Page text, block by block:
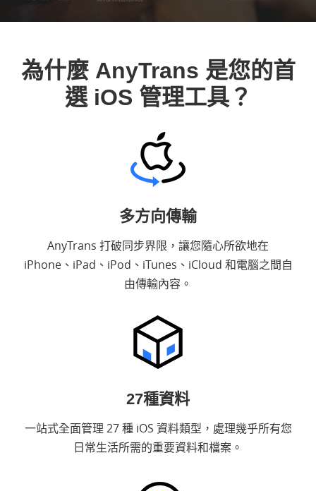
為什麼 AnyTrans 是您的首
選 iOS 管理工具？
多方向傳輸
AnyTrans 打破同步界限，讓您隨心所欲地在
iPhone、iPad、iPod、iTunes、iCloud 和電腦之間自
由傳輸內容。
27種資料
一站式全面管理 27 種 iOS 資料類型，處理幾乎所有您
日常生活所需的重要資料和檔案。